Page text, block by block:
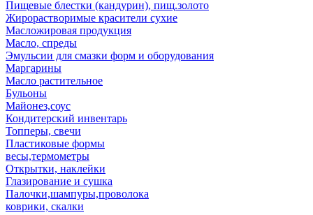
Пищевые блестки (кандурин), пищ.золото
Жирорастворимые красители сухие
Масложировая продукция
Масло, спреды
Эмульсии для смазки форм и оборудования
Маргарины
Масло растительное
Бульоны
Майонез,соус
Кондитерский инвентарь
Топперы, свечи
Пластиковые формы
весы,термометры
Открытки, наклейки
Глазирование и сушка
Палочки,шампуры,проволока
коврики, скалки